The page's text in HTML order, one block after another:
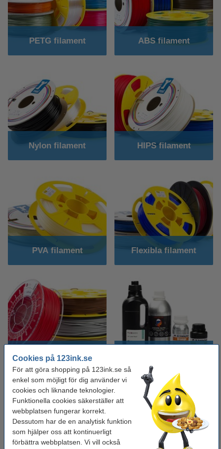
Cookies på 123ink.se
För att göra shopping på 123ink.se så
enkel som möjligt för dig använder vi
cookies och liknande teknologier.
Funktionella cookies säkerställer att
webbplatsen fungerar korrekt.
Dessutom har de en analytisk funktion
som hjälper oss att kontinuerligt
förbättra webbplatsen. Vi vill också
PETG filament ABS filament
Nylon filament HIPS filament
PVA filament Flexibla filament
Alla filamenttyper